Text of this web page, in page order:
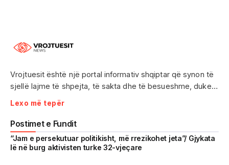
Vrojtuesit është një portal informativ shqiptar që synon të
sjellë lajme të shpejta, të sakta dhe të besueshme, duke
treguar realitetin pa çensurë. Fokus i punës sonë janë
ngjarjet e aktualitetit, problematikat sociale, denoncimet
qytetare dhe zhvillimet që prekin drejtpërdrejt jetën e
përditshme të shqiptarëve.
Lexo më tepër
Postimet e Fundit
“Jam e persekutuar politikisht, më rrezikohet jeta”/ Gjykata
lë në burg aktivisten turke 32-vjeçare